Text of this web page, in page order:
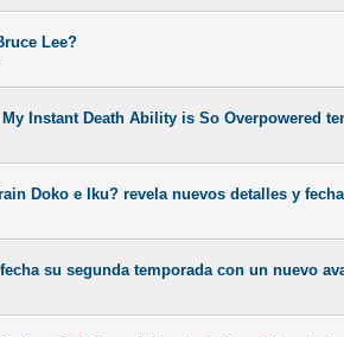
Lee?
My Instant Death Ability is So Overpowered
Doko e Iku? revela nuevos detalles y
fecha su segunda temporada con un nuevo